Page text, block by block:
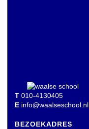
T 010-4130405
E info@waalseschool.nl
BEZOEKADRES